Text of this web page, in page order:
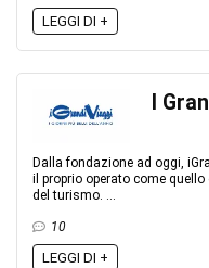
LEGGI DI +
I
Dalla fondazione ad oggi,
il proprio operato come
del turismo. ...
10
LEGGI DI +